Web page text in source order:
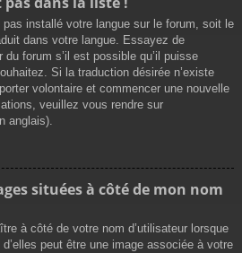
pas installé votre langue sur le forum, soit le
dans votre langue. Essayez de
forum s’il est possible qu’il puisse
Si la traduction désirée n’existe
volontaire et commencer une nouvelle
veuillez vous rendre sur
anglais).
situées à côté de mon nom
à côté de votre nom d’utilisateur lorsque
peut être une image associée à votre